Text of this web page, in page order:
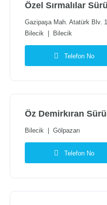
Özel Sırmalılar
Gazipaşa Mah. Atatürk Blv.
Bilecik
Bilecik
Telefon No
Bilecik Gölpazarı
Telefon No